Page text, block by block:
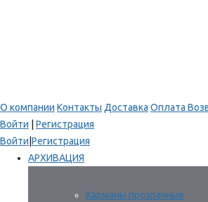
О компании Контакты Доставка Оплата
Войти
Регистрация
Войти Регистрация
АРХИВАЦИЯ
Карманы прозрачные